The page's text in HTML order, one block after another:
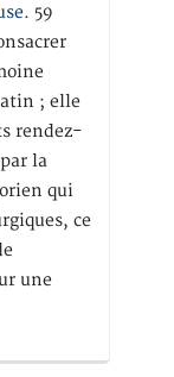
59
; elle
rendez-
la
qui
ce
une